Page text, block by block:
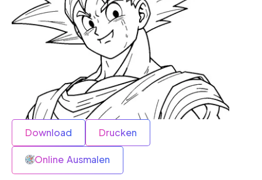
Download Drucken
Online Ausmalen